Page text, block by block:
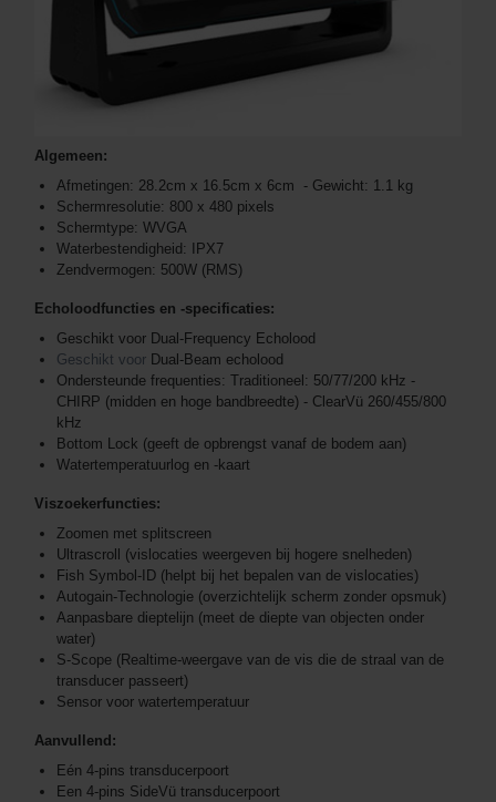
Algemeen:
Afmetingen: 28.2cm x 16.5cm x 6cm - Gewicht: 1.1 kg
Schermresolutie: 800 x 480 pixels
Schermtype: WVGA
Waterbestendigheid: IPX7
Zendvermogen: 500W (RMS)
Echoloodfuncties en -specificaties:
Geschikt voor Dual-Frequency Echolood
Geschikt voor Dual-Beam echolood
Ondersteunde frequenties: Traditioneel: 50/77/200 kHz -
CHIRP (midden en hoge bandbreedte) - ClearVü 260/455/800
kHz
Bottom Lock (geeft de opbrengst vanaf de bodem aan)
Watertemperatuurlog en -kaart
Viszoekerfuncties:
Zoomen met splitscreen
Ultrascroll (vislocaties weergeven bij hogere snelheden)
Fish Symbol-ID (helpt bij het bepalen van de vislocaties)
Autogain-Technologie (overzichtelijk scherm zonder opsmuk)
Aanpasbare dieptelijn (meet de diepte van objecten onder
water)
S-Scope (Realtime-weergave van de vis die de straal van de
transducer passeert)
Sensor voor watertemperatuur
Aanvullend:
Eén 4-pins transducerpoort
Een 4-pins SideVü transducerpoort